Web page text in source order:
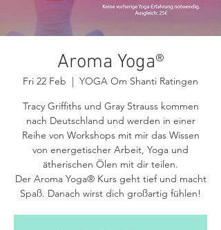
Aroma Yoga®
Fri 22 Feb
  |
YOGA Om Shanti Ratingen
Tracy Griffiths und Gray Strauss kommen
nach Deutschland und werden in einer
Reihe von Workshops mit mir das Wissen
von energetischer Arbeit, Yoga und
ätherischen Ölen mit dir teilen.
Der Aroma Yoga® Kurs geht tief und macht
Spaß. Danach wirst dich großartig fühlen!